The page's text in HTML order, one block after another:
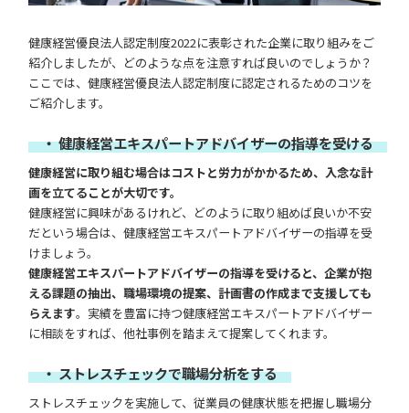
健康経営優良法人認定制度2022に表彰された企業に取り組みをご
紹介しましたが、どのような点を注意すれば良いのでしょうか？
ここでは、健康経営優良法人認定制度に認定されるためのコツを
ご紹介します。
・ 健康経営エキスパートアドバイザーの指導を受ける
健康経営に取り組む場合はコストと労力がかかるため、入念な計
画を立てることが大切です。
健康経営に興味があるけれど、どのように取り組めば良いか不安
だという場合は、健康経営エキスパートアドバイザーの指導を受
けましょう。
健康経営エキスパートアドバイザーの指導を受けると、企業が抱
える課題の抽出、職場環境の提案、計画書の作成まで支援しても
らえます。実績を豊富に持つ健康経営エキスパートアドバイザー
に相談をすれば、他社事例を踏まえて提案してくれます。
・ ストレスチェックで職場分析をする
ストレスチェックを実施して、従業員の健康状態を把握し職場分